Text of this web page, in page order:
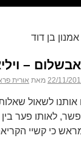
אמנון בן דוד
–
22/11/ מאת אורית
אותנו לשאול
לאותו פער
כי קשיי